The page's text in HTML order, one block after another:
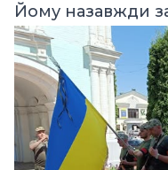
Йому назавжди